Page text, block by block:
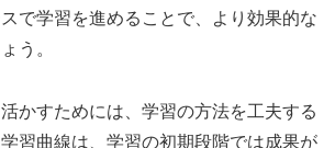
で学習を進めることで、より効果的な
う。
かすためには、学習の方法を工夫する
習曲線は、学習の初期段階では成果が